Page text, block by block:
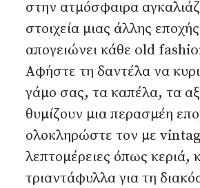
στην ατμόσφαιρα
στοιχεία μιας άλλης
απογειώνει κάθε old
Αφήστε τη δαντέλα να
γάμο σας, τα καπέλα, τα
θυμίζουν μια περασμέη
ολοκληρώστε τον με
λεπτομέρειες όπως κεριά,
τριαντάφυλλα για τη